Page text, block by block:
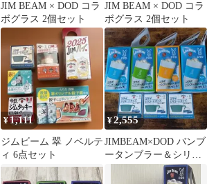
JIM BEAM × DOD コラ
ボグラス 2個セット
JIM BEAM × DOD コラ
ボグラス 2個セット
¥1,111
ジムビーム 翠 ノベルテ
ィ 6点セット
¥2,555
JIMBEAM×DOD バンブ
ータンブラー＆シリコ